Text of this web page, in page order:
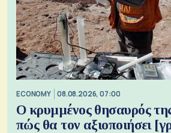
ECONOMY 08.08.2026, 07:00
Ο κρυμμένος θησαυρός
πώς θα τον αξιοποιήσει